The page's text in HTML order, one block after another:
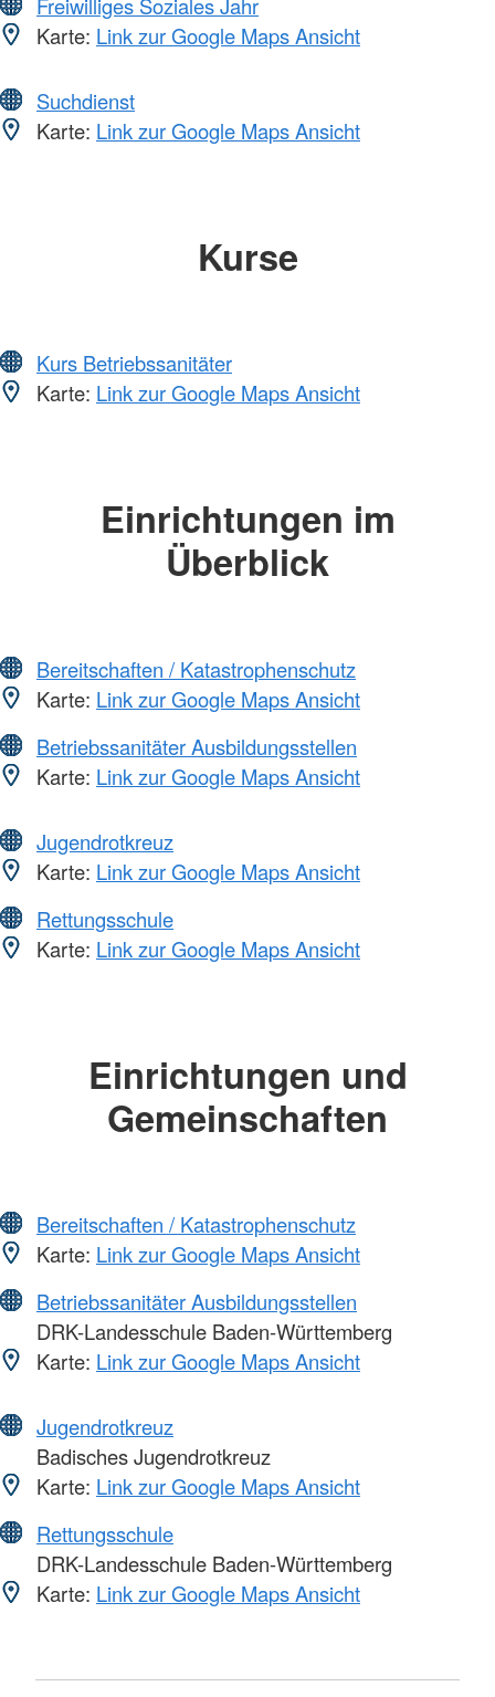
Karte: Link zur Google Maps Ansicht
Suchdienst
Karte: Link zur Google Maps Ansicht
Kurse
Kurs Betriebssanitäter
Karte: Link zur Google Maps Ansicht
Einrichtungen im
Überblick
Bereitschaften / Katastrophenschutz
Karte: Link zur Google Maps Ansicht
Betriebssanitäter Ausbildungsstellen
Karte: Link zur Google Maps Ansicht
Jugendrotkreuz
Karte: Link zur Google Maps Ansicht
Rettungsschule
Karte: Link zur Google Maps Ansicht
Einrichtungen und
Gemeinschaften
Bereitschaften / Katastrophenschutz
Karte: Link zur Google Maps Ansicht
Betriebssanitäter Ausbildungsstellen
DRK-Landesschule Baden-Württemberg
Karte: Link zur Google Maps Ansicht
Jugendrotkreuz
Badisches Jugendrotkreuz
Karte: Link zur Google Maps Ansicht
Rettungsschule
DRK-Landesschule Baden-Württemberg
Karte: Link zur Google Maps Ansicht